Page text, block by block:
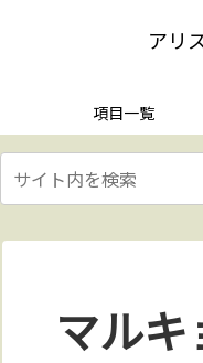
アリ
項目一覧
マルキ